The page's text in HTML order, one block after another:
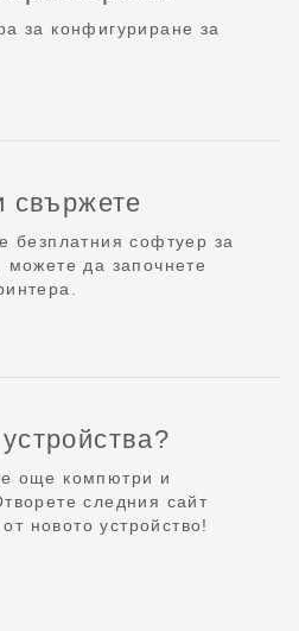
за конфигуриране за
свържете
безплатния софтуер за
можете да започнете
още компютри и
следния сайт
от новото устройство!